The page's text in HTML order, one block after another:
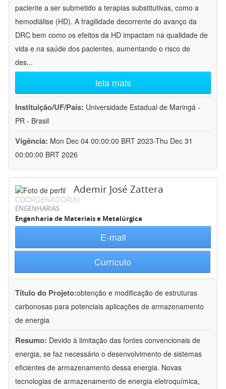
paciente a ser submetido a terapias substitutivas, como a
hemodiálise (HD). A fragilidade decorrente do avanço da
DRC bem como os efeitos da HD impactam na qualidade de
vida e na saúde dos pacientes, aumentando o risco de
des...
leia mais
Instituição/UF/País: Universidade Estadual de Maringá -
PR - Brasil
Vigência: Mon Dec 04 00:00:00 BRT 2023-Thu Dec 31
00:00:00 BRT 2026
Ademir José Zattera
COORDENADOR(A)
ENGENHARIAS
Engenharia de Materiais e Metalúrgica
E-mail
Currículo
Título do Projeto:obtenção e modificação de estruturas
carbonosas para potenciais aplicações de armazenamento
de energia
Resumo: Devido à limitação das fontes convencionais de
energia, se faz necessário o desenvolvimento de sistemas
eficientes de armazenamento dessa energia. Novas
tecnologias de armazenamento de energia eletroquímica,